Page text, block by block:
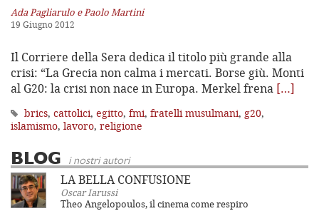
Ada Pagliarulo e Paolo Martini
19 Giugno 2012
Il Corriere della Sera dedica il titolo più grande alla
crisi: “La Grecia non calma i mercati. Borse giù. Monti
al G20: la crisi non nace in Europa. Merkel frena […]
brics, cattolici, egitto, fmi, fratelli musulmani, g20,
islamismo, lavoro, religione
BLOG i nostri autori
LA BELLA CONFUSIONE
Oscar Iarussi
Theo Angelopoulos, il cinema come respiro